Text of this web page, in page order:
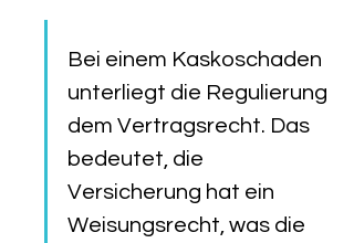
Bei einem Kaskoschaden
unterliegt die Regulierung
dem Vertragsrecht. Das
bedeutet, die
Versicherung hat ein
Weisungsrecht, was die